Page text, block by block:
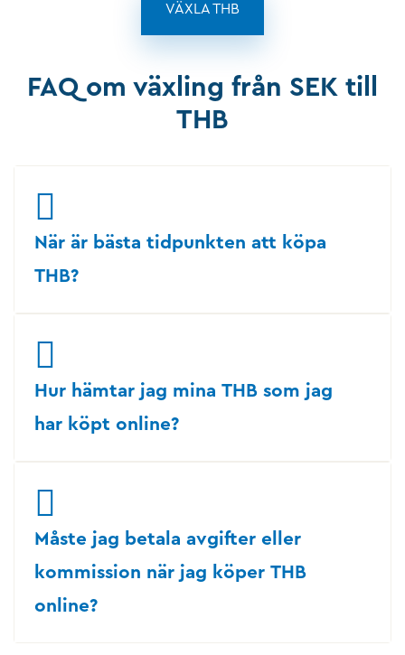
VÄXLA THB
FAQ om växling från SEK till
THB
När är bästa tidpunkten att köpa
THB?
Hur hämtar jag mina THB som jag
har köpt online?
Måste jag betala avgifter eller
kommission när jag köper THB
online?